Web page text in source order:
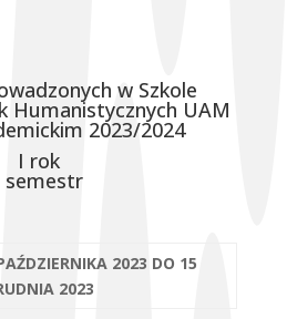
w Szkole
Humanistycznych UAM
2023/2024
I rok
semestr
2023 DO 15
2023